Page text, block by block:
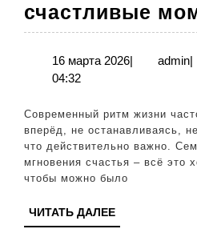
счастливые
16 марта 202616
| admin|
04:32
Современный ритм жизни часто заставляет нас бежать
вперёд, не останавливаясь,
что действительно важно.
мгновения счастья – всё это
чтобы можно было
ЧИТАТЬ ДАЛЕЕЧИТАТЬ
ДАЛЕЕ